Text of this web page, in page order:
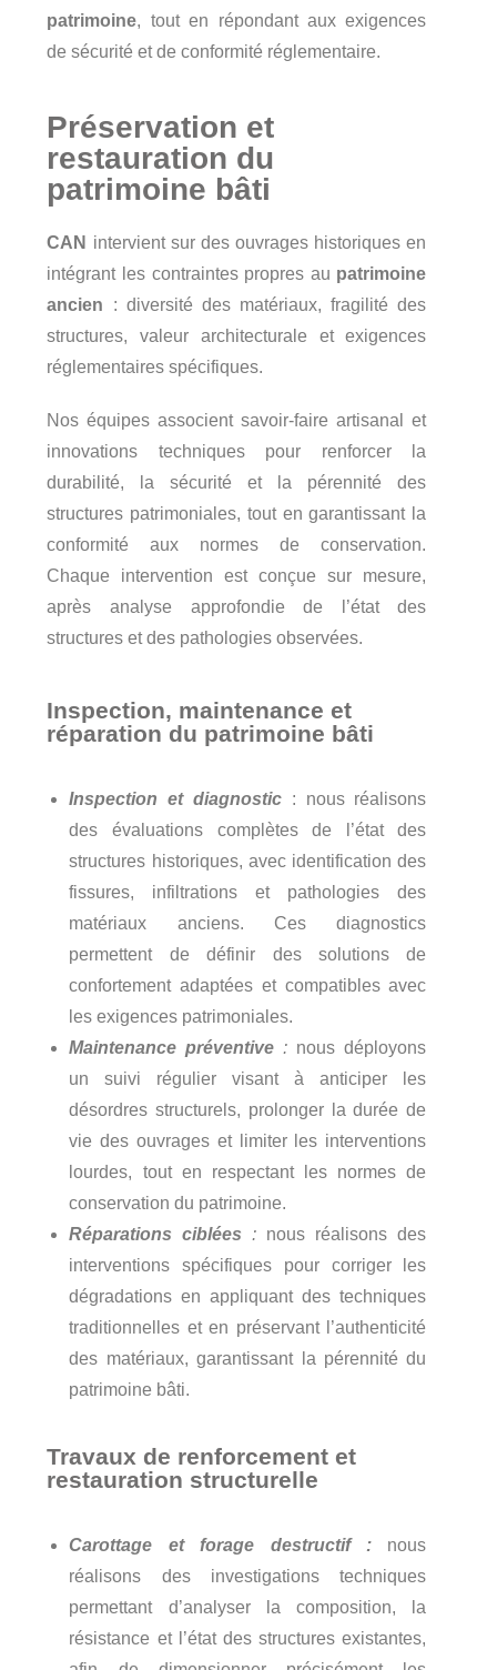
patrimoine, tout en répondant aux exigences
de sécurité et de conformité réglementaire.
Préservation et
restauration du
patrimoine bâti
CAN intervient sur des ouvrages historiques en
intégrant les contraintes propres au patrimoine
ancien : diversité des matériaux, fragilité des
structures, valeur architecturale et exigences
réglementaires spécifiques.
Nos équipes associent savoir-faire artisanal et
innovations techniques pour renforcer la
durabilité, la sécurité et la pérennité des
structures patrimoniales, tout en garantissant la
conformité aux normes de conservation.
Chaque intervention est conçue sur mesure,
après analyse approfondie de l’état des
structures et des pathologies observées.
Inspection, maintenance et
réparation du patrimoine bâti
Inspection et diagnostic : nous réalisons
des évaluations complètes de l’état des
structures historiques, avec identification des
fissures, infiltrations et pathologies des
matériaux anciens. Ces diagnostics
permettent de définir des solutions de
confortement adaptées et compatibles avec
les exigences patrimoniales.
Maintenance préventive : nous déployons
un suivi régulier visant à anticiper les
désordres structurels, prolonger la durée de
vie des ouvrages et limiter les interventions
lourdes, tout en respectant les normes de
conservation du patrimoine.
Réparations ciblées : nous réalisons des
interventions spécifiques pour corriger les
dégradations en appliquant des techniques
traditionnelles et en préservant l’authenticité
des matériaux, garantissant la pérennité du
patrimoine bâti.
Travaux de renforcement et
restauration structurelle
Carottage et forage destructif :nous
réalisons des investigations techniques
permettant d’analyser la composition, la
résistance et l’état des structures existantes,